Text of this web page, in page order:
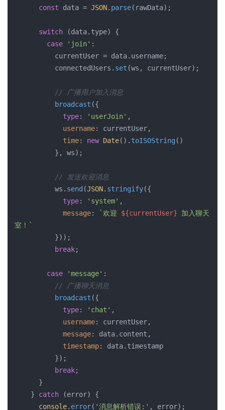
const data = JSON. parse(rawData);
switch (data. type) {
case
'join' :
          currentUser = data.
username;
          connectedUsers.
set (ws, currentUser);
// 广播用户加入消息
broadcast ({
type: 'userJoin' ,
username: currentUser,
time: new Date(). toISOString ()
// 发送欢迎消息
          ws.
send (JSON. stringify({
type: 'system' ,
message: `欢迎 ${currentUser} 加入聊天
室！`
break;
case 'message' :
// 广播聊天消息
broadcast ({
type: 'chat' ,
username: currentUser,
message: data. content ,
timestamp: data. timestamp
break;
    }
catch (error) {
console. error( '消息解析错误:' , error);